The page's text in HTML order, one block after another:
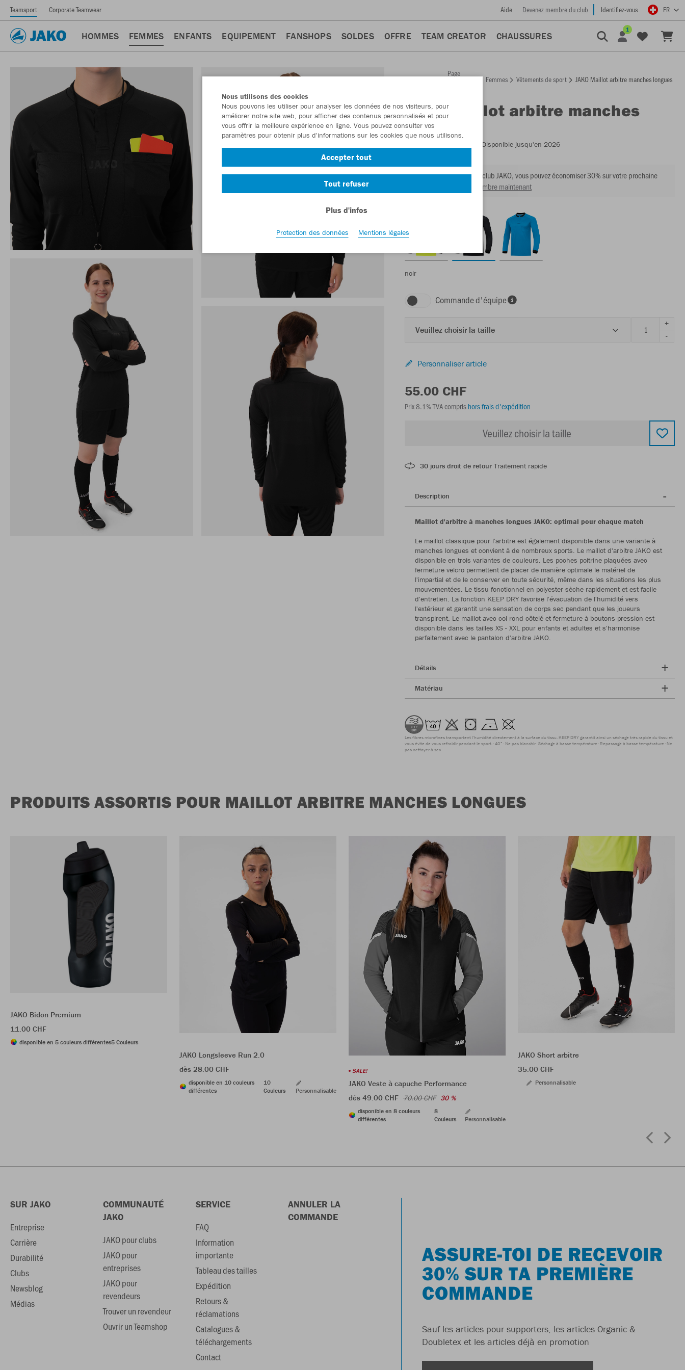
Teamsport Corporate Teamwear Aide Devenez membre du club Identifiez-vous FR
HOMMES FEMMES ENFANTS EQUIPEMENT FANSHOPS SOLDES OFFRE TEAM CREATOR CHAUSSURES
1
Retour
Page
Femmes Vêtements de sport JAKO Maillot arbitre manches longues
JAKO Maillot arbitre manches
longues
- Disponible jusqu'en 2026
En tant que membre du club JAKO, vous pouvez économiser 30% sur votre prochaine
Devenir membre maintenant
noir
Commande d'équipe
Veuillez choisir la taille
+
-
Personnaliser article
55.00 CHF
Prix 8.1% TVA compris hors frais d'expédition
Veuillez choisir la taille
30 jours droit de retour Traitement rapide
Description
Maillot d'arbitre à manches longues JAKO: optimal pour chaque match
Le maillot classique pour l'arbitre est également disponible dans une variante à
manches longues et convient à de nombreux sports. Le maillot d'arbitre JAKO est
disponible en trois variantes de couleurs. Les poches poitrine plaquées avec
fermeture velcro permettent de placer de manière optimale le matériel de
l'impartial et de le conserver en toute sécurité, même dans les situations les plus
mouvementées. Le tissu fonctionnel en polyester sèche rapidement et est facile
d'entretien. La fonction KEEP DRY favorise l'évacuation de l'humidité vers
l'extérieur et garantit une sensation de corps sec pendant que les joueurs
transpirent. Le maillot avec col rond côtelé et fermeture à boutons-pression est
disponible dans les tailles XS - XXL pour enfants et adultes et s'harmonise
parfaitement avec le pantalon d'arbitre JAKO.
Détails
Matériau
Les fibres microfines transportent l'humidité directement à la surface du tissu. KEEP DRY garantit ainsi un séchage très rapide du tissu et
vous évite de vous refroidir pendant le sport. 40° Ne pas blanchir Séchage à basse température Repassage à basse température Ne
pas nettoyer à sec
PRODUITS ASSORTIS POUR MAILLOT ARBITRE MANCHES LONGUES
JAKO Bidon Premium
11.00 CHF
disponible en 5 couleurs différentes5 Couleurs
JAKO Longsleeve Run 2.0
dès 28.00 CHF
disponible en 10 couleurs
différentes
10
Couleurs
Personnalisable
SALE!
JAKO Veste à capuche Performance
dès 49.00 CHF 70.00 CHF 30 %
disponible en 8 couleurs
différentes
8
Couleurs
Personnalisable
JAKO Short arbitre
35.00 CHF
Personnalisable
SUR JAKO
Entreprise
Carrière
Durabilité
Clubs
Newsblog
Médias
COMMUNAUTÉ
JAKO
JAKO pour clubs
JAKO pour
entreprises
JAKO pour
revendeurs
Trouver un revendeur
Ouvrir un Teamshop
SERVICE
FAQ
Information
importante
Tableau des tailles
Expédition
Retours &
réclamations
Catalogues &
téléchargements
Contact
ANNULER LA
COMMANDE
ASSURE-TOI DE RECEVOIR
30% SUR TA PREMIÈRE
COMMANDE
Sauf les articles pour supporters, les articles Organic &
Doubletex et les articles déjà en promotion
Nous utilisons des cookies
Nous pouvons les utiliser pour analyser les données de nos visiteurs, pour
améliorer notre site web, pour afficher des contenus personnalisés et pour
vous offrir la meilleure expérience en ligne. Vous pouvez consulter vos
paramètres pour obtenir plus d'informations sur les cookies que nous utilisons.
Accepter tout
Tout refuser
Plus d'infos
Protection des données Mentions légales